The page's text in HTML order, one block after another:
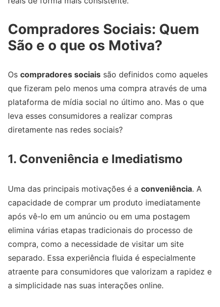
Compradores Sociais: Quem
São e o que os Motiva?
Os compradores sociais são definidos como aqueles
que fizeram pelo menos uma compra através de uma
plataforma de mídia social no último ano. Mas o que
leva esses consumidores a realizar compras
diretamente nas redes sociais?
1. Conveniência e Imediatismo
Uma das principais motivações é a conveniência. A
capacidade de comprar um produto imediatamente
após vê-lo em um anúncio ou em uma postagem
elimina várias etapas tradicionais do processo de
compra, como a necessidade de visitar um site
separado. Essa experiência fluida é especialmente
atraente para consumidores que valorizam a rapidez e
a simplicidade nas suas interações online.